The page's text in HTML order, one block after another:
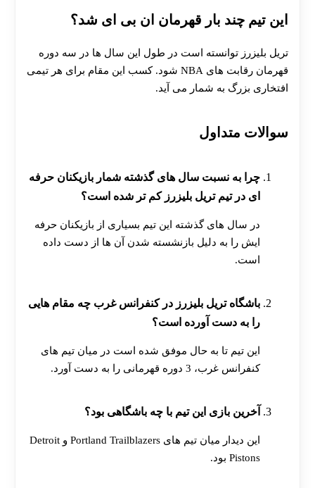
این تیم چند بار قهرمان ان بی ای شد؟
تریل بلیزرز توانسته است در طول این سال ها در سه دوره
قهرمان رقابت های NBA شود. کسب این مقام برای هر تیمی
افتخاری بزرگ به شمار می آید.
سوالات متداول
چرا به نسبت سال های گذشته شمار بازیکنان حرفه
ای در تیم تریل بلیزرز کم تر شده است؟
در سال های گذشته این تیم بسیاری از بازیکنان حرفه
ایش را به دلیل بازنشسته شدن آن ها از دست داده
است.
باشگاه تریل بلیزرز در کنفرانس غرب چه مقام هایی
را به دست آورده است؟
این تیم تا به حال موفق شده است در میان تیم های
کنفرانس غرب، 3 دوره قهرمانی را به دست آورد.
آخرین بازی این تیم با چه باشگاهی بود؟
این دیدار میان تیم های Portland Trailblazers و Detroit
Pistons بود.